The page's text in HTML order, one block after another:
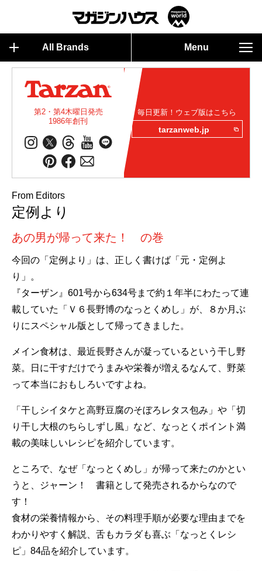
All Brands Menu
第2・第4木曜日発売
1986年創刊
毎日更新！ウェブ版はこちら
tarzanweb.jp
From Editors
定例より
あの男が帰って来た！ の巻
今回の「定例より」は、正しく書けば「元・定例よ
り」。
『ターザン』601号から634号まで約１年半にわたって連
載していた「Ｖ６長野博のなっとくめし」が、８か月ぶ
りにスペシャル版として帰ってきました。
メイン食材は、最近長野さんが凝っているという干し野
菜。日に干すだけでうまみや栄養が増えるなんて、野菜
って本当におもしろいですよね。
「干しシイタケと高野豆腐のそぼろレタス包み」や「切
り干し大根のちらしずし風」など、なっとくポイント満
載の美味しいレシピを紹介しています。
ところで、なぜ「なっとくめし」が帰って来たのかとい
うと、ジャーン！ 書籍として発売されるからなので
す！
食材の栄養情報から、その料理手順が必要な理由までを
わかりやすく解説、舌もカラダも喜ぶ「なっとくレシ
ピ」84品を紹介しています。